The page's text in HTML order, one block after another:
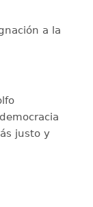
a la
justo y